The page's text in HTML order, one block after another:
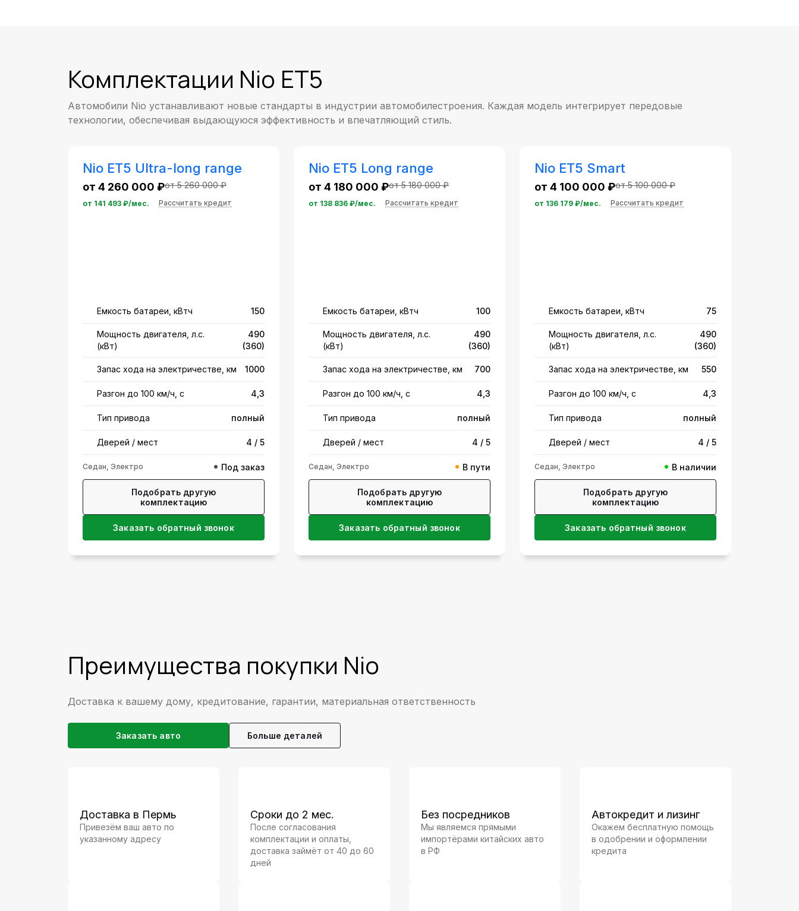
Комплектации Nio ET5
Автомобили Nio устанавливают новые стандарты в индустрии автомобилестроения. Каждая модель интегрирует передовые
технологии, обеспечивая выдающуюся эффективность и впечатляющий стиль.
Nio ET5 Ultra-long range
от 4 260 000 ₽от 5 260 000 ₽
от 141 493 ₽/мес. Рассчитать кредит
Емкость батареи, кВтч 150
Мощность двигателя, л.с.
(кВт)
490
(360)
Запас хода на электричестве, км 1000
Разгон до 100 км/ч, с 4,3
Тип привода полный
Дверей / мест 4 / 5
Седан, Электро Под заказ
Подобрать другую
комплектацию
Заказать обратный звонок
Nio ET5 Long range
от 4 180 000 ₽от 5 180 000 ₽
от 138 836 ₽/мес. Рассчитать кредит
Емкость батареи, кВтч 100
Мощность двигателя, л.с.
(кВт)
490
(360)
Запас хода на электричестве, км 700
Разгон до 100 км/ч, с 4,3
Тип привода полный
Дверей / мест 4 / 5
Седан, Электро В пути
Подобрать другую
комплектацию
Заказать обратный звонок
Nio ET5 Smart
от 4 100 000 ₽от 5 100 000 ₽
от 136 179 ₽/мес. Рассчитать кредит
Емкость батареи, кВтч 75
Мощность двигателя, л.с.
(кВт)
490
(360)
Запас хода на электричестве, км 550
Разгон до 100 км/ч, с 4,3
Тип привода полный
Дверей / мест 4 / 5
Седан, Электро В наличии
Подобрать другую
комплектацию
Заказать обратный звонок
Преимущества покупки Nio
Доставка к вашему дому, кредитование, гарантии, материальная ответственность
Заказать авто Больше деталей
Доставка в Пермь
Привезём ваш авто по
указанному адресу
Сроки до 2 мес.
После согласования
комплектации и оплаты,
доставка займёт от 40 до 60
дней
Без посредников
Мы являемся прямыми
импортёрами китайских авто
в РФ
Автокредит и лизинг
Окажем бесплатную помощь
в одобрении и оформлении
кредита